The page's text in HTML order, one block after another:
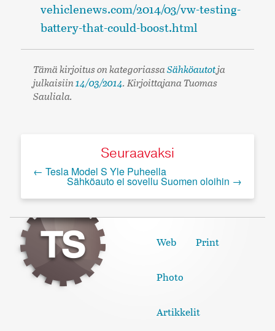
vehiclenews.com/2014/03/vw-testing-
battery-that-could-boost.html
Tämä kirjoitus on kategoriassaSähköautotja
julkaisiin14/03/2014. Kirjoittajana Tuomas
Sauliala.
Seuraavaksi
← Tesla Model S Yle Puheella
Sähköauto ei sovellu Suomen oloihin →
Tuomas Sauliala Web Portfolio
Web
Print
Photo
Artikkelit